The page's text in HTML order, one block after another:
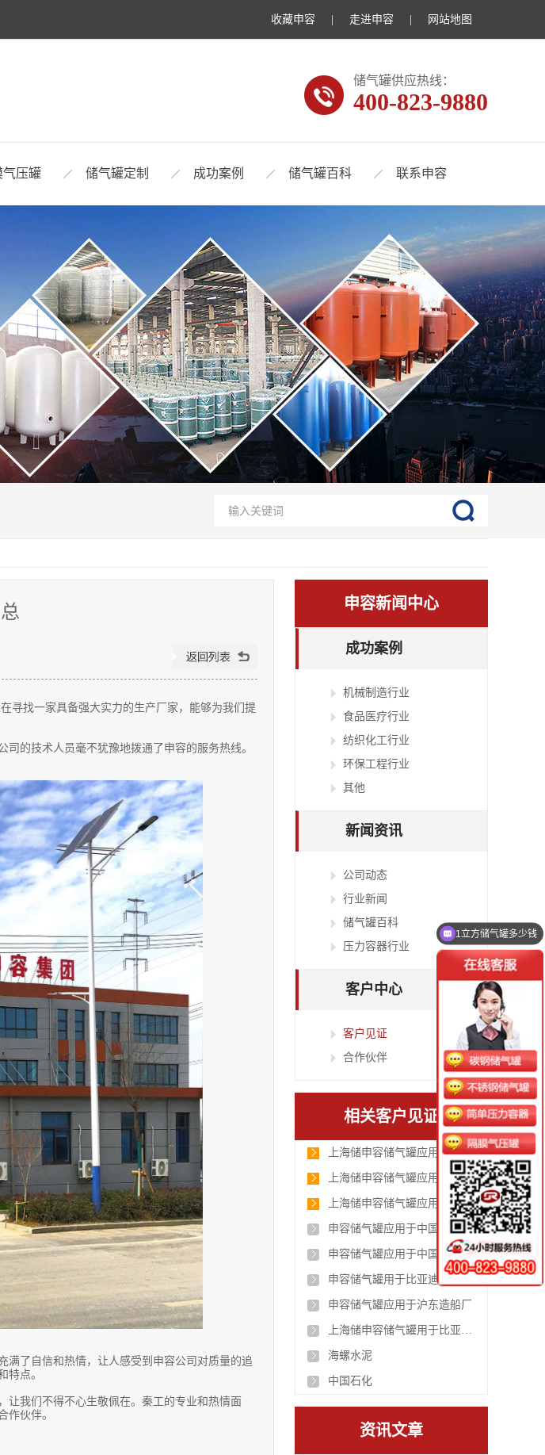
收藏申容 走进申容 网站地图
储气罐供应热线：
400-823-9880
气压罐 储气罐定制 成功案例 储气罐百科 联系申容
寻找一家具备强大实力的生产厂家，能够为我们提
的技术人员毫不犹豫地拨通了申容的服务热线。
满了自信和热情，让人感受到申容公司对质量的追
特点。
让我们不得不心生敬佩在。秦工的专业和热情面
作伙伴。
申容新闻中心
成功案例
机械制造行业
食品医疗行业
纺织化工行业
环保工程行业
其他
新闻资讯
公司动态
行业新闻
储气罐百科
压力容器行业
客户中心
客户见证
合作伙伴
相关客户见证
上海储申容储气罐应用于美的集团
上海储申容储气罐应用于比亚迪西安
上海储申容储气罐应用于比亚迪广西南宁工厂
申容储气罐应用于中国石化
申容储气罐应用于中国铁路集团
申容储气罐应用于沪东造船厂
上海储申容储气罐用于比亚迪深圳工厂
海螺水泥
中国石化
资讯文章
储气罐规格及价格咨询
1立方储气罐多少钱